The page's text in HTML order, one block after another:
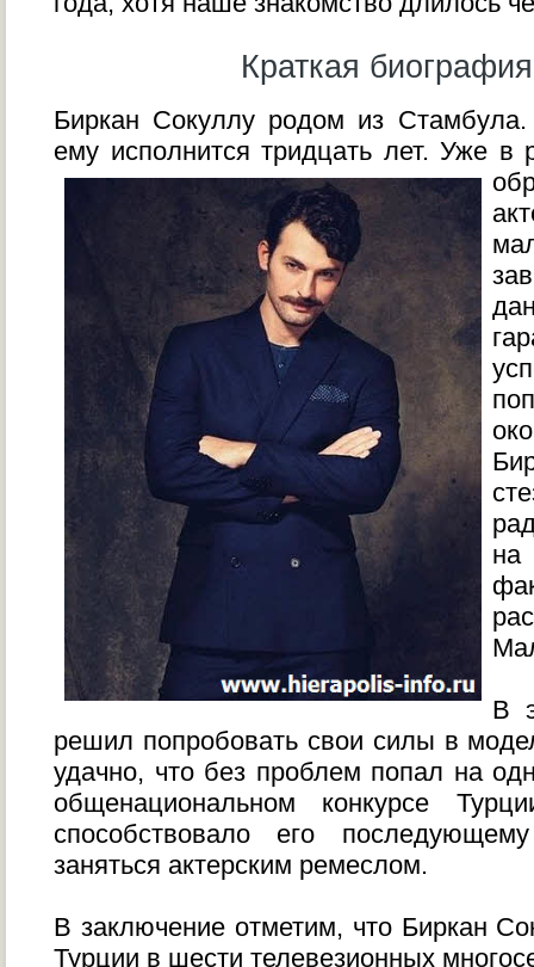
Краткая
Биркан Сокуллу родом из
ему исполнится тридцать лет. Уже в
В
решил попробовать свои силы в
удачно, что без проблем попал на
общенациональном конкурсе
способствовало его
заняться актерским ремеслом.
В заключение отметим, что Биркан
Турции в шести телевезионных